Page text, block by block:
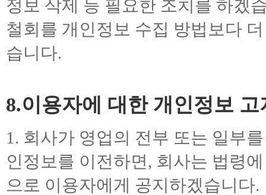
정보 삭제 등 필요한 조치를 하겠
철회를 개인정보 수집 방법보다
습니다.
8.이용자에 대한 개인정보 고
1. 회사가 영업의 전부 또는 일부
인정보를 이전하면, 회사는 법령
으로 이용자에게 공지하겠습니다.